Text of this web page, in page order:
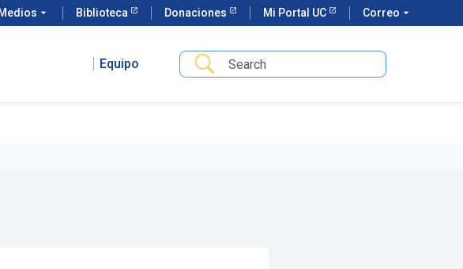
Medios arrow_drop_down Biblioteca Donaciones Mi Portal UC Correo arrow_drop_down
Equipo